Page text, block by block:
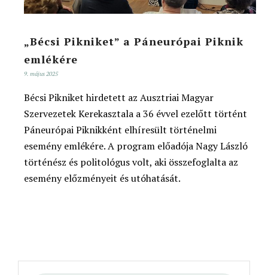
„Bécsi Pikniket” a Páneurópai Piknik
emlékére
9. május 2025
Bécsi Pikniket hirdetett az Ausztriai Magyar
Szervezetek Kerekasztala a 36 évvel ezelőtt történt
Páneurópai Piknikként elhíresült történelmi
esemény emlékére. A program előadója Nagy László
történész és politológus volt, aki összefoglalta az
esemény előzményeit és utóhatását.